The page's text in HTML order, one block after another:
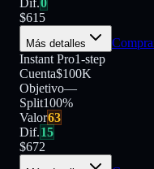
Dif.0
$615
Más detalles
Instant Pro1-step
Cuenta$100K
Objetivo—
Split100%
Valor63
Dif.15
$672